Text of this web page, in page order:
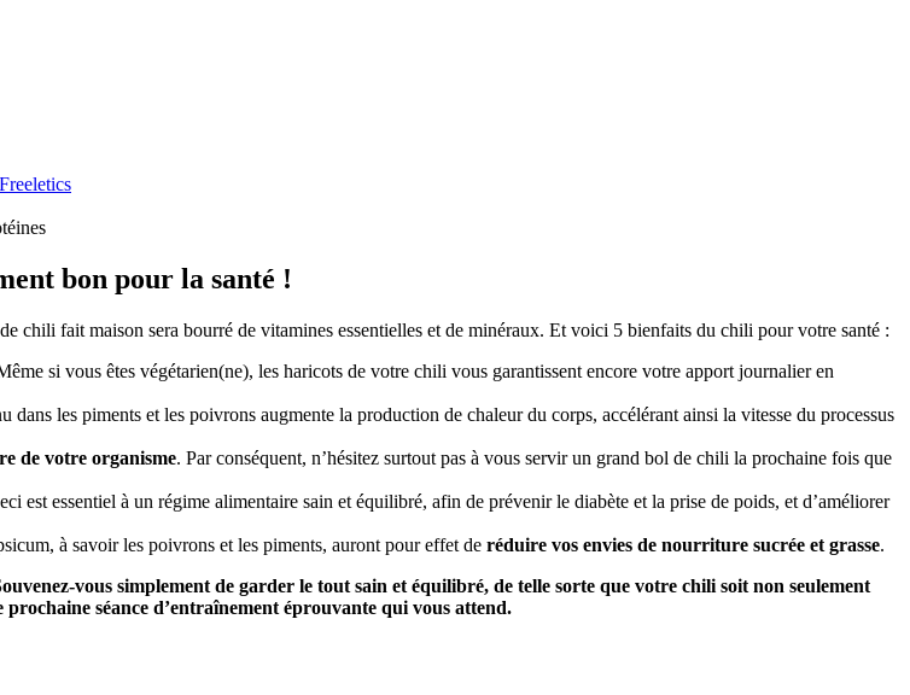
bon pour la santé !
chili fait maison sera bourré de vitamines essentielles et de minéraux. Et voici 5 bienfaits du chili pour votre santé :
si vous êtes végétarien(ne), les haricots de votre chili vous garantissent encore votre apport journalier en
dans les piments et les poivrons augmente la production de chaleur du corps, accélérant ainsi la vitesse du processus
de votre organisme. Par conséquent, n’hésitez surtout pas à vous servir un grand bol de chili la prochaine fois que
est essentiel à un régime alimentaire sain et équilibré, afin de prévenir le diabète et la prise de poids, et d’améliorer
à savoir les poivrons et les piments, auront pour effet de réduire vos envies de nourriture sucrée et grasse.
vous simplement de garder le tout sain et équilibré, de telle sorte que votre chili soit non seulement
séance d’entraînement éprouvante qui vous attend.